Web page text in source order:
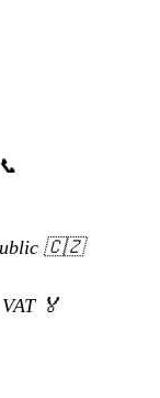
🇨🇿
🏅